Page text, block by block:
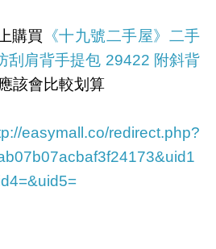
購買 《十九號二手屋》二手
刮肩背手提包 29422 附斜背
應該會比較划算
easymall.co/redirect.php?